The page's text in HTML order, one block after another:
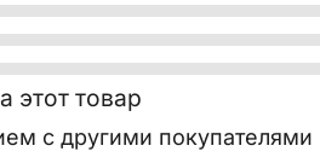
этот товар
с другими покупателями